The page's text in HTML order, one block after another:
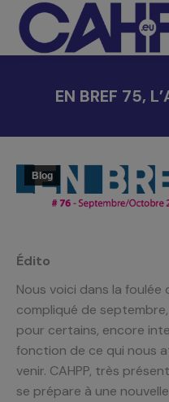
EN BREF 75,
Blog
Édito
Nous voici dans la
compliqué de
pour certains, encore
fonction de ce qui nous
venir. CAHPP, très
se prépare à une